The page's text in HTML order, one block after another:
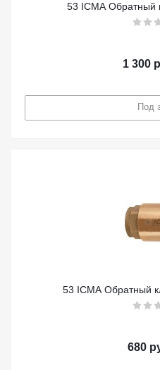
53 ICMA Обратный
1 300
Под
53 ICMA Обратный
680